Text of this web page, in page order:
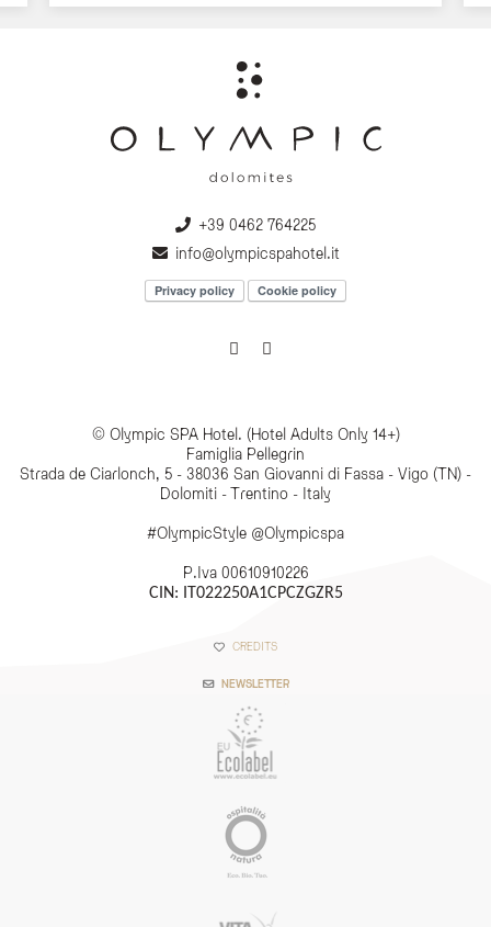
+39 0462 764225
info@olympicspahotel.it
Privacy policy Cookie policy
© Olympic SPA Hotel. (Hotel Adults Only 14+)
Famiglia Pellegrin
Strada de Ciarlonch, 5 - 38036 San Giovanni di Fassa - Vigo (TN) -
Dolomiti - Trentino - Italy
#OlympicStyle @Olympicspa
P.Iva 00610910226
CIN: IT022250A1CPCZGZR5
CREDITS
NEWSLETTER